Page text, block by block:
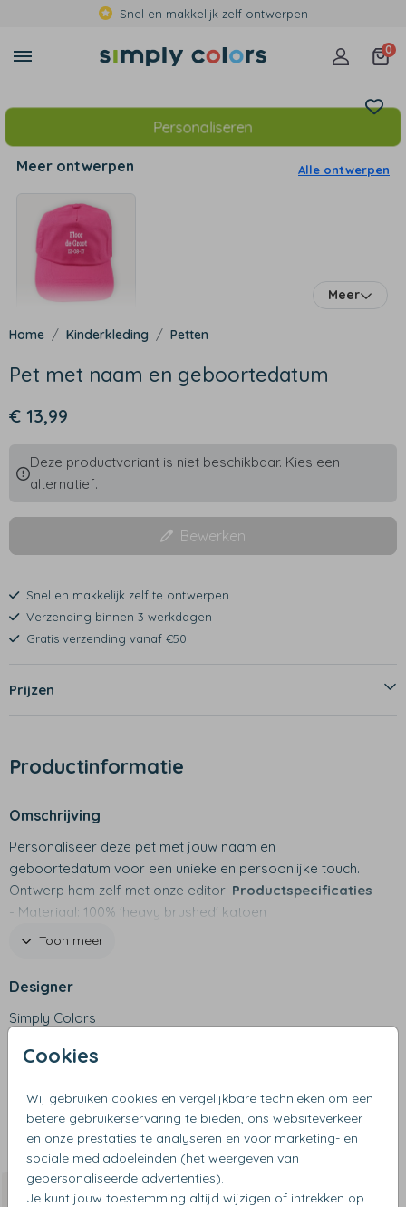
Snel en makkelijk zelf ontwerpen
0
Cookies
Wij gebruiken cookies en vergelijkbare technieken om een
betere gebruikerservaring te bieden, ons websiteverkeer
en onze prestaties te analyseren en voor marketing- en
sociale mediadoeleinden (het weergeven van
gepersonaliseerde advertenties).
Je kunt jouw toestemming altijd wijzigen of intrekken op
Personaliseren
Meer ontwerpen Alle ontwerpen
Meer
Kinderkleding Petten
Pet met naam en geboortedatum
€ 13,99
Deze productvariant is niet beschikbaar. Kies een
alternatief.
Bewerken
Snel en makkelijk zelf te ontwerpen
Verzending binnen 3 werkdagen
Gratis verzending vanaf €50
Prijzen
Productinformatie
Omschrijving
Personaliseer deze pet met jouw naam en
geboortedatum voor een unieke en persoonlijke touch.
Ontwerp hem zelf met onze editor! Productspecificaties
- Materiaal: 100% 'heavy brushed' katoen
- Hoofdomtrek kind: ca. 53 cm
- Kinderpet geschikt voor kinderen van 5-12 jaar
- Breedte is verstelbaar met klitteband
Toon meer
Designer
Simply Colors
Collectie
Dit vind je misschien ook leuk